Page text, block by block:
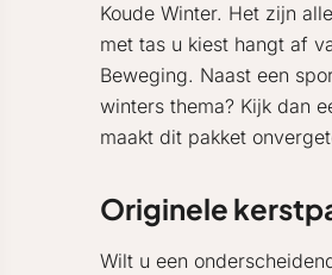
Koude Winter. Het zijn
met tas u kiest hangt af
Beweging. Naast een
winters thema? Kijk dan
maakt dit pakket
Originele
Wilt u een